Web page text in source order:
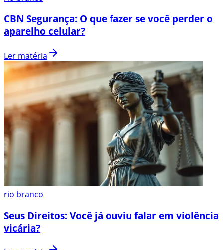
CBN Segurança: O que fazer se você perder o
aparelho celular?
Ler matéria
rio branco
Seus Direitos: Você já ouviu falar em violência
vicária?